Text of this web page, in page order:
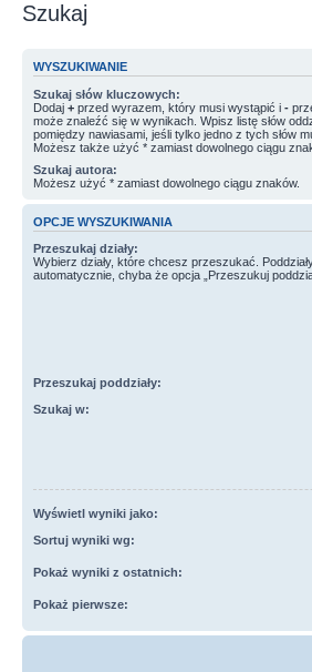
Szukaj
WYSZUKIWANIE
Szukaj słów kluczowych:
Dodaj + przed wyrazem, który musi wystąpić i -
może znaleźć się w wynikach. Wpisz listę słów
pomiędzy nawiasami, jeśli tylko jedno z tych słów
Możesz także użyć * zamiast dowolnego ciągu
Szukaj autora:
Możesz użyć * zamiast dowolnego ciągu znaków.
OPCJE WYSZUKIWANIA
Przeszukaj działy:
Wybierz działy, które chcesz przeszukać.
automatycznie, chyba że opcja „Przeszukuj
Przeszukaj poddziały:
Szukaj w:
Wyświetl wyniki jako:
Sortuj wyniki wg:
Pokaż wyniki z ostatnich:
Pokaż pierwsze: